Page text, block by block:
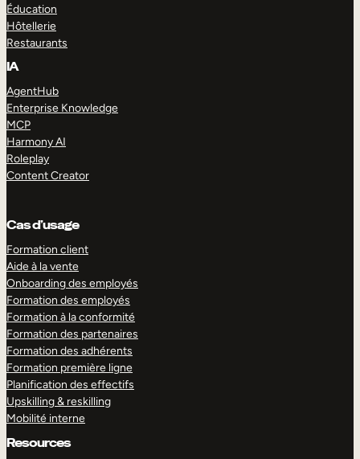
Éducation
Hôtellerie
Restaurants
IA
AgentHub
Enterprise Knowledge
MCP
Harmony AI
Roleplay
Content Creator
Cas d’usage
Formation client
Aide à la vente
Onboarding des employés
Formation des employés
Formation à la conformité
Formation des partenaires
Formation des adhérents
Formation première ligne
Planification des effectifs
Upskilling & reskilling
Mobilité interne
Resources